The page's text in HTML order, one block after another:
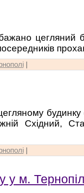
цегляний
|
Східний,
|
у м.